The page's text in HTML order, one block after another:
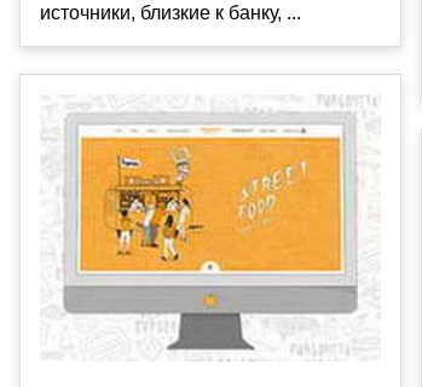
источники, близкие к банку, ...